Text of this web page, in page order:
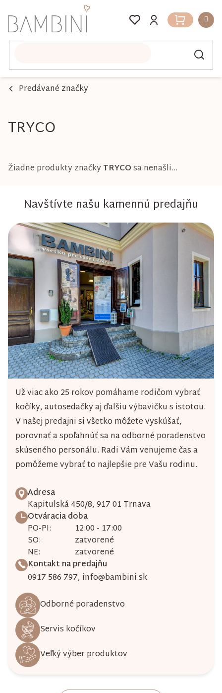
na
obsah
Nákupný
košík
Predávané značky
TRYCO
Žiadne produkty značkyTRYCOsa nenašli...
Navštívte našu kamennú predajňu
Už viac ako 25 rokov pomáhame rodičom vybrať
kočíky, autosedačky aj ďalšiu výbavičku s istotou.
V našej predajni si všetko môžete vyskúšať,
porovnať a spoľahnúť sa na odborné poradenstvo
skúseného personálu. Radi Vám venujeme čas a
pomôžeme vybrať to najlepšie pre Vašu rodinu.
Adresa
Kapitulská 450/8, 917 01 Trnava
Otváracia doba
PO-PI:
12:00 - 17:00
SO:
zatvorené
NE:
zatvorené
Kontakt na predajňu
0917 586 797, info@bambini.sk
Odborné poradenstvo
Servis kočíkov
Veľký výber produktov